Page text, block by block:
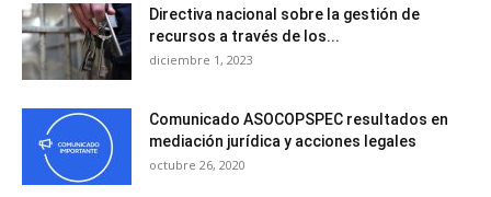
Directiva nacional sobre la gestión de
recursos a través de los...
diciembre 1, 2023
Comunicado ASOCOPSPEC resultados en
mediación jurídica y acciones legales
octubre 26, 2020